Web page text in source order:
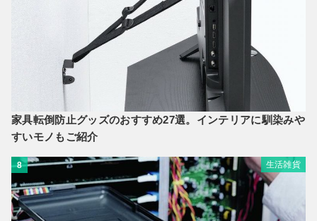
家具転倒防止グッズのおすすめ27選。インテリアに馴染みや
すいモノもご紹介
8 生活雑貨